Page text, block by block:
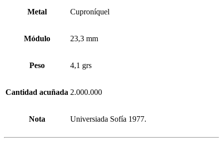
Metal Cuproníquel
Módulo 23,3 mm
Peso 4,1 grs
Cantidad acuñada 2.000.000
Nota Universiada Sofía 1977.